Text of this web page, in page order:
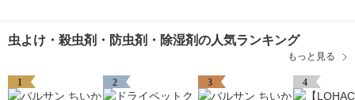
虫よけ・殺虫剤・防虫剤・除湿剤の人気ランキング
もっと見る
1 2 3 4